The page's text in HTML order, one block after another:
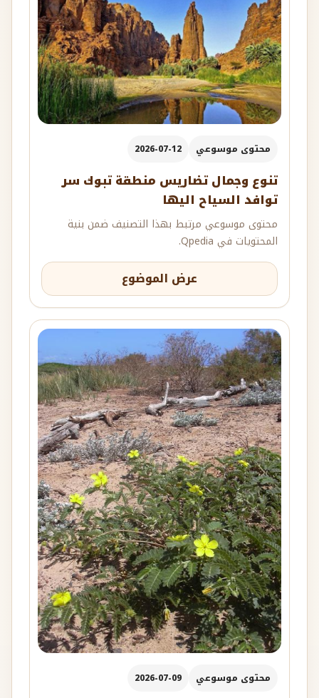
محتوى موسوعي 2026-07-12
تنوع وجمال تضاريس منطقة تبوك سر
توافد السياح اليها
محتوى موسوعي مرتبط بهذا التصنيف ضمن بنية
المحتويات في Qpedia.
عرض الموضوع
محتوى موسوعي 2026-07-09